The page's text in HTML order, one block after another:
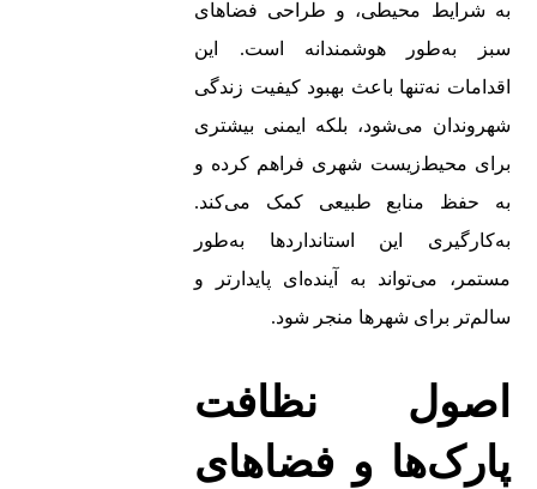
به شرایط محیطی، و طراحی فضاهای
سبز به‌طور هوشمندانه است. این
اقدامات نه‌تنها باعث بهبود کیفیت زندگی
شهروندان می‌شود، بلکه ایمنی بیشتری
برای محیط‌زیست شهری فراهم کرده و
به حفظ منابع طبیعی کمک می‌کند.
به‌کارگیری این استانداردها به‌طور
مستمر، می‌تواند به آینده‌ای پایدارتر و
سالم‌تر برای شهرها منجر شود.
اصول نظافت
پارک‌ها و فضاهای